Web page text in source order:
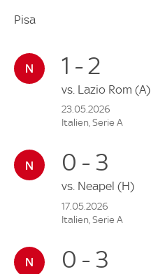
Pisa
1 - 2
vs. Lazio Rom (A)
23.05.2026
Italien, Serie A
0 - 3
vs. Neapel (H)
17.05.2026
Italien, Serie A
0 - 3